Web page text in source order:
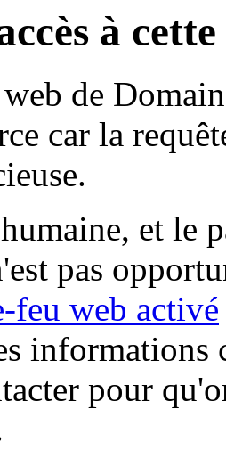
à
de
car la
et le
pas
feu web activé
informations
pour